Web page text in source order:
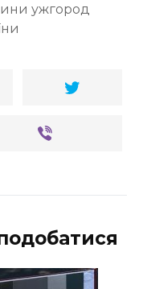
ужгород